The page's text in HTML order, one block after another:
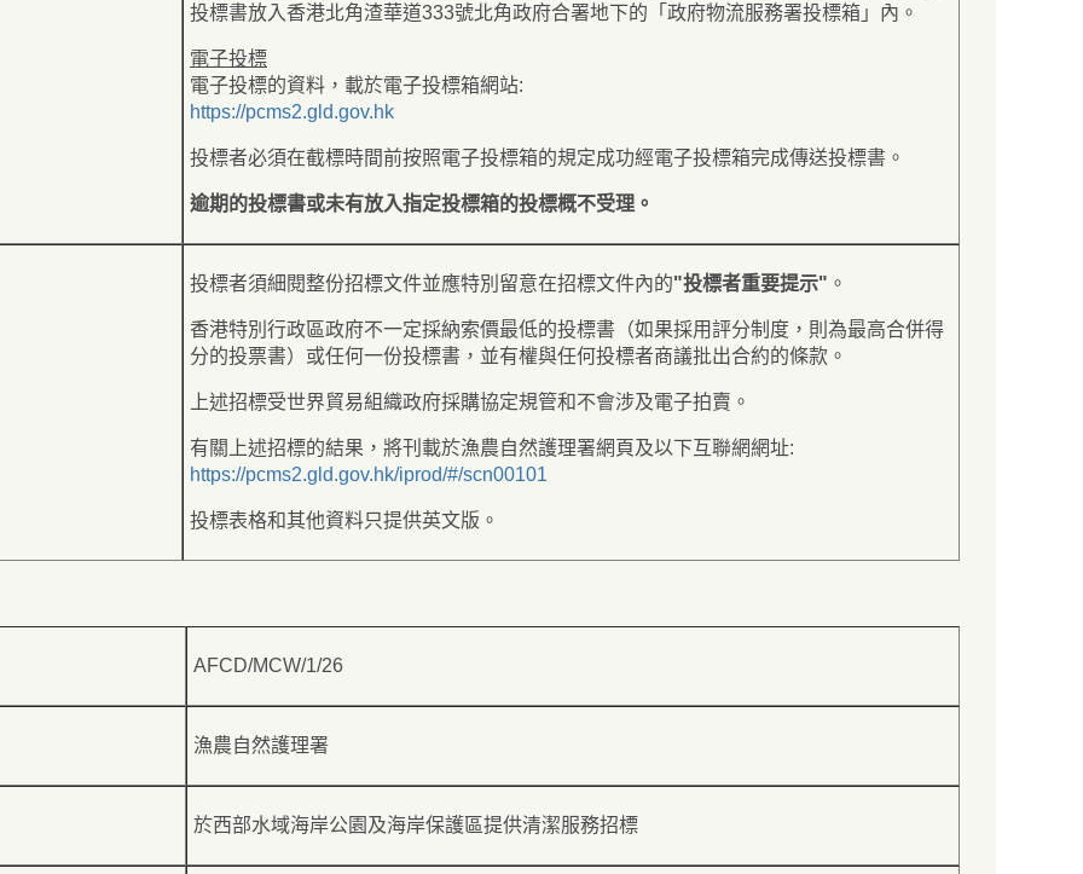
投標書放入香港北角渣華道333號北角政府合署地下的「政府物流服務署投標箱」內。
電子投標
電子投標的資料，載於電子投標箱網站:
https://pcms2.gld.gov.hk
投標者必須在截標時間前按照電子投標箱的規定成功經電子投標箱完成傳送投標書。
逾期的投標書或未有放入指定投標箱的投標概不受理。
投標者須細閱整份招標文件並應特別留意在招標文件內的"投標者重要提示" 。
香港特別行政區政府不一定採納索價最低的投標書（如果採用評分制度，則為最高合併得
分的投票書）或任何一份投標書，並有權與任何投標者商議批出合約的條款。
上述招標受世界貿易組織政府採購協定規管和不會涉及電子拍賣。
有關上述招標的結果，將刊載於漁農自然護理署網頁及以下互聯網網址:
https://pcms2.gld.gov.hk/iprod/#/scn00101
投標表格和其他資料只提供英文版。
AFCD/MCW/1/26
漁農自然護理署
於西部水域海岸公園及海岸保護區提供清潔服務招標